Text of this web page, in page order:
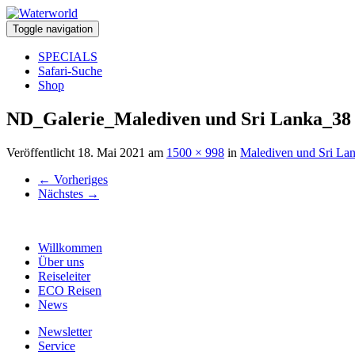
Toggle navigation
SPECIALS
Safari-Suche
Shop
ND_Galerie_Malediven und Sri Lanka_38
Veröffentlicht 18. Mai 2021 am 1500 × 998 in Malediven und Sri
← Vorheriges
Nächstes →
Willkommen
Über uns
Reiseleiter
ECO Reisen
News
Newsletter
Service